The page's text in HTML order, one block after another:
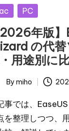
PC
2026年版
の代
用途別に
By miho
事では、
を整理しつつ、